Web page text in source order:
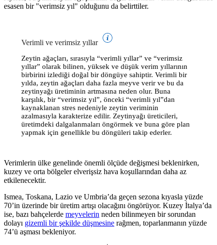
esasen bir "verimsiz yıl" olduğunu da belirttiler.
Verimli ve verimsiz yıllar
Zeytin ağaçları, sırasıyla “verimli yıllar” ve “verimsiz
yıllar” olarak bilinen, yüksek ve düşük verim yıllarının
birbirini izlediği doğal bir döngüye sahiptir. Verimli bir
yılda, zeytin ağaçları daha fazla meyve verir ve bu da
zeytinyağı üretiminin artmasına neden olur. Buna
karşılık, bir “verimsiz yıl”, önceki “verimli yıl”dan
kaynaklanan stres nedeniyle zeytin veriminin
azalmasıyla karakterize edilir. Zeytinyağı üreticileri,
üretimdeki dalgalanmaları öngörmek ve buna göre plan
yapmak için genellikle bu döngüleri takip ederler.
Verimlerin ülke genelinde önemli ölçüde değişmesi beklenirken,
kuzey ve orta bölgeler elverişsiz hava koşullarından daha az
etkilenecektir.
Ismea, Toskana, Lazio ve Umbria’da geçen sezona kıyasla yüzde
70’in üzerinde bir üretim artışı olacağını öngörüyor. Kuzey İtalya’da
ise, bazı bahçelerde meyvelerin neden bilinmeyen bir sorundan
dolayı gizemli bir şekilde düşmesine rağmen, toparlanmanın yüzde
74’ü aşması bekleniyor.